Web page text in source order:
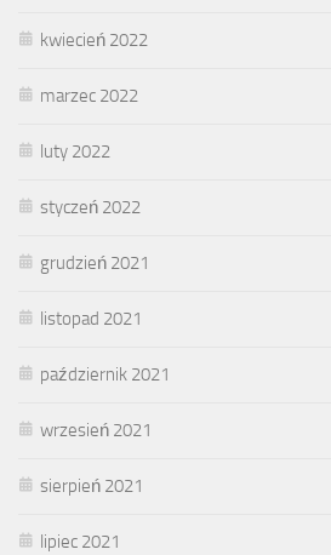
kwiecień 2022
marzec 2022
luty 2022
styczeń 2022
grudzień 2021
listopad 2021
październik 2021
wrzesień 2021
sierpień 2021
lipiec 2021